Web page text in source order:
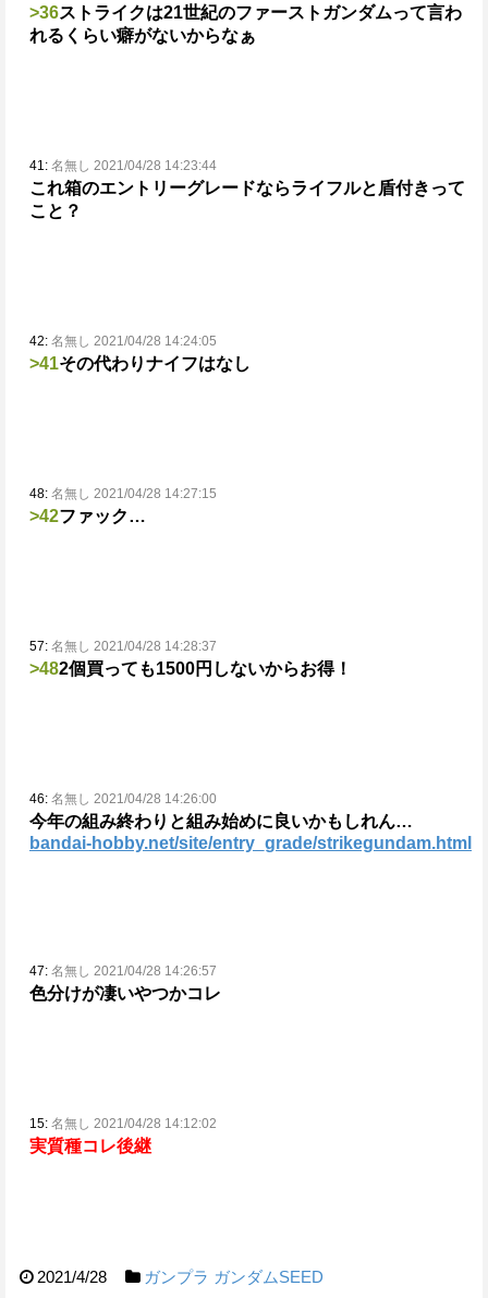
>36ストライクは21世紀のファーストガンダムって言わ
れるくらい癖がないからなぁ
41: 名無し 2021/04/28 14:23:44
これ箱のエントリーグレードならライフルと盾付きって
こと？
42: 名無し 2021/04/28 14:24:05
>41その代わりナイフはなし
48: 名無し 2021/04/28 14:27:15
>42ファック…
57: 名無し 2021/04/28 14:28:37
>482個買っても1500円しないからお得！
46: 名無し 2021/04/28 14:26:00
今年の組み終わりと組み始めに良いかもしれん…
bandai-hobby.net/site/entry_grade/strikegundam.html
47: 名無し 2021/04/28 14:26:57
色分けが凄いやつかコレ
15: 名無し 2021/04/28 14:12:02
実質種コレ後継
2021/4/28 ガンプラ ガンダムSEED